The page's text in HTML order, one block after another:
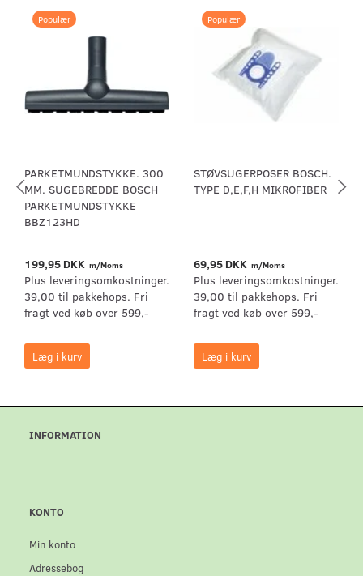
Populær
PARKETMUNDSTYKKE. 300
MM. SUGEBREDDE BOSCH
PARKETMUNDSTYKKE
BBZ123HD
199,95 DKK m/Moms
Plus leveringsomkostninger.
39,00 til pakkehops. Fri
fragt ved køb over 599,-
Læg i kurv
Populær
STØVSUGERPOSER BOSCH.
TYPE D,E,F,H MIKROFIBER
69,95 DKK m/Moms
Plus leveringsomkostninger.
39,00 til pakkehops. Fri
fragt ved køb over 599,-
Læg i kurv
INFORMATION
KONTO
Min konto
Adressebog